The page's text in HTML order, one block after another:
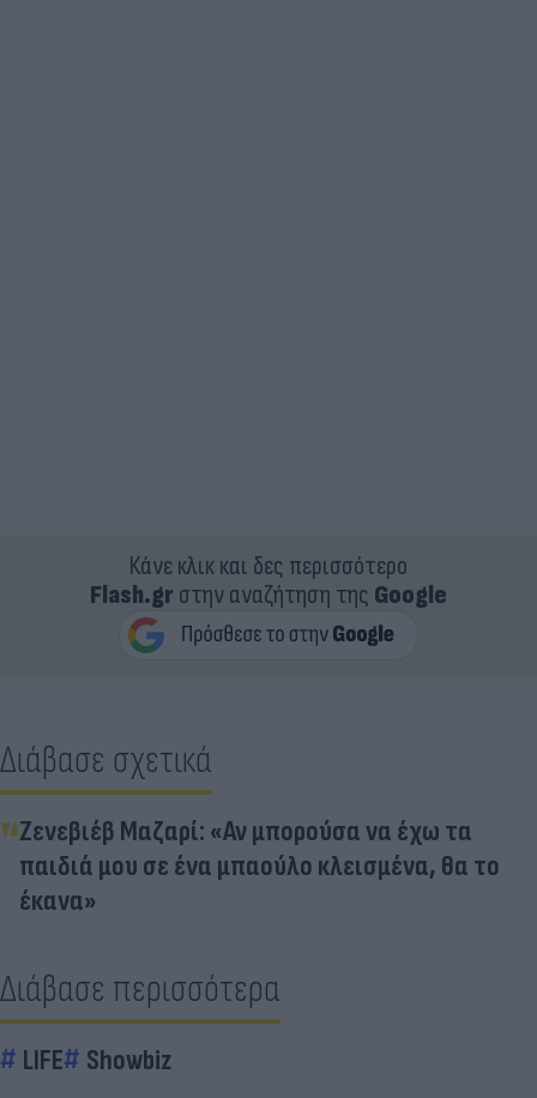
Κάνε κλικ και δες περισσότερο
Flash.grστην αναζήτηση της Google
Διάβασε σχετικά
Ζενεβιέβ Μαζαρί: «Αν μπορούσα να έχω τα
παιδιά μου σε ένα μπαούλο κλεισμένα, θα το
έκανα»
Διάβασε περισσότερα
LIFE Showbiz